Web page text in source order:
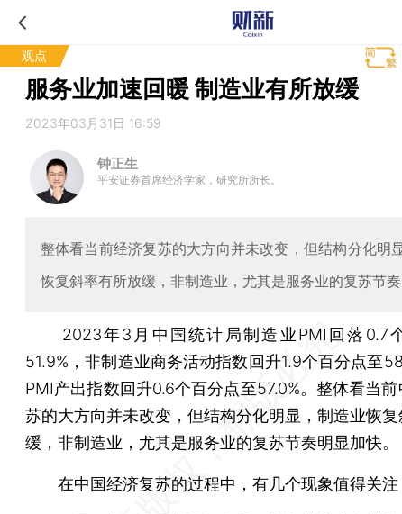
观点
服务业加速回暖 制造业有所放缓
2023年03月31日 16:59
钟正生
平安证券首席经济学家，研究所所长。
整体看当前经济复苏的大方向并未改变，但结构分化明
恢复斜率有所放缓，非制造业，尤其是服务业的复苏节
2023年3月中国统计局制造业PMI回落0.7
51.9%，非制造业商务活动指数回升1.9个百分点至
PMI产出指数回升0.6个百分点至57.0%。 整体看当前
苏的大方向并未改变，但结构分化明显，制造业恢
缓，非制造业，尤其是服务业的复苏节奏明显加快。
在中国经济复苏的过程中，有几个现象值得关注